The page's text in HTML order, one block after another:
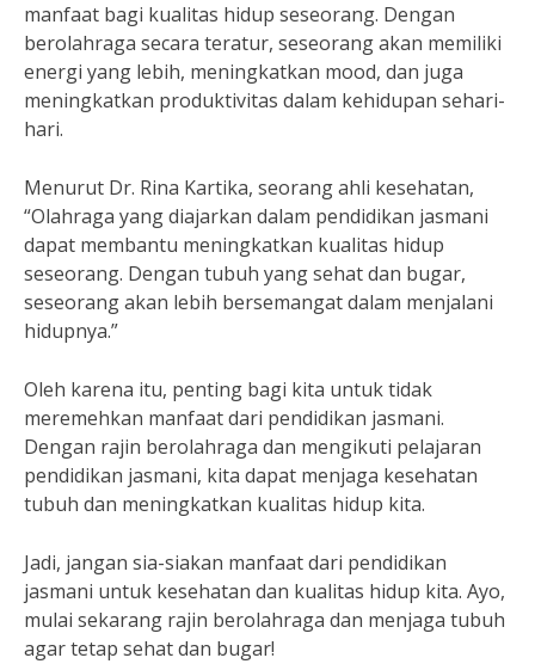
manfaat bagi kualitas hidup seseorang. Dengan
berolahraga secara teratur, seseorang akan memiliki
energi yang lebih, meningkatkan mood, dan juga
meningkatkan produktivitas dalam kehidupan sehari-
hari.
Menurut Dr. Rina Kartika, seorang ahli kesehatan,
“Olahraga yang diajarkan dalam pendidikan jasmani
dapat membantu meningkatkan kualitas hidup
seseorang. Dengan tubuh yang sehat dan bugar,
seseorang akan lebih bersemangat dalam menjalani
hidupnya.”
Oleh karena itu, penting bagi kita untuk tidak
meremehkan manfaat dari pendidikan jasmani.
Dengan rajin berolahraga dan mengikuti pelajaran
pendidikan jasmani, kita dapat menjaga kesehatan
tubuh dan meningkatkan kualitas hidup kita.
Jadi, jangan sia-siakan manfaat dari pendidikan
jasmani untuk kesehatan dan kualitas hidup kita. Ayo,
mulai sekarang rajin berolahraga dan menjaga tubuh
agar tetap sehat dan bugar!